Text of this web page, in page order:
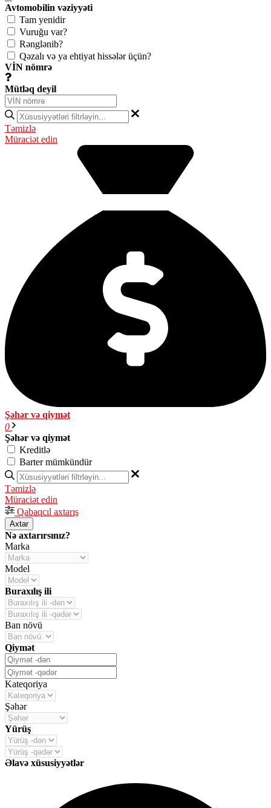
Avtomobilin vəziyyəti
Tam yenidir
Vuruğu var?
Rənglənib?
Qəzalı və ya ehtiyat hissələr üçün?
VİN nömrə
Mütləq deyil
Təmizlə
Müraciət edin
Şəhər və qiymət
0
Şəhər və qiymət
Kreditlə
Barter mümkündür
Təmizlə
Müraciət edin
Qabaqcıl axtarış
Axtar
Nə axtarırsınız?
Marka
Model
Buraxılış ili
Ban növü
Qiymət
Kateqoriya
Şəhər
Yürüş
Əlavə xüsusiyyətlər